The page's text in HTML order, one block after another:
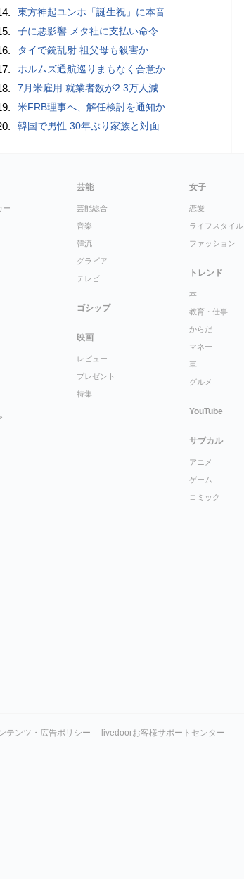
東方神起ユンホ「誕生祝」に本音
子に悪影響 メタ社に支払い命令
タイで銃乱射 祖父母も殺害か
ホルムズ通航巡りまもなく合意か
7月米雇用 就業者数が2.3万人減
米FRB理事へ、解任検討を通知か
韓国で男性 30年ぶり家族と対面
ー
芸能
芸能総合
音楽
韓流
グラビア
テレビ
ゴシップ
映画
レビュー
プレゼント
特集
女子
恋愛
ライフスタイル
ファッション
トレンド
本
教育・仕事
からだ
マネー
車
グルメ
YouTube
サブカル
アニメ
ゲーム
コミック
テンツ・広告ポリシー livedoorお客様サポートセンター